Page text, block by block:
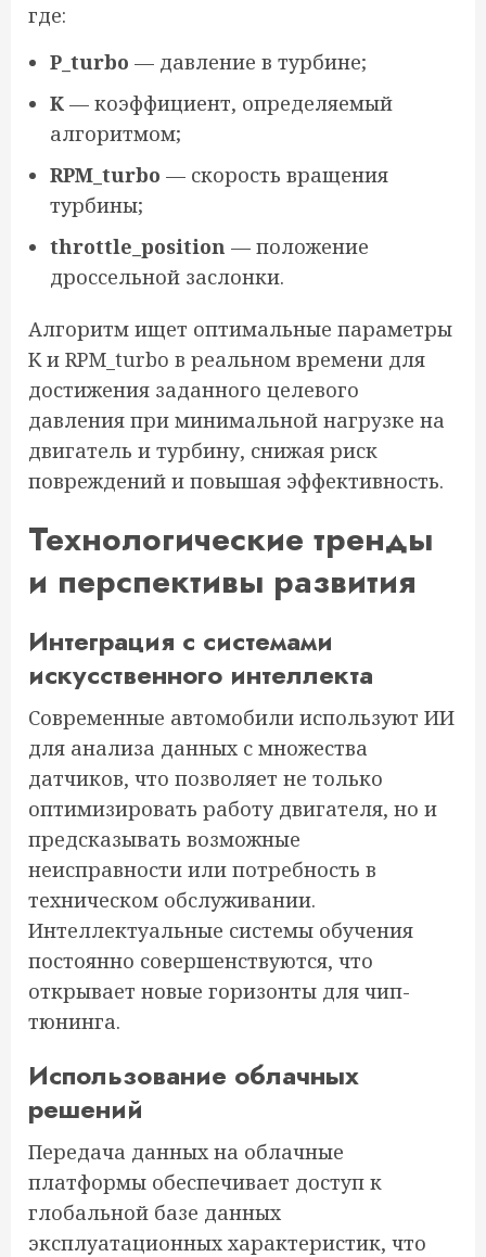
где:
P_turbo — давление в турбине;
K — коэффициент, определяемый
алгоритмом;
RPM_turbo — скорость вращения
турбины;
throttle_position — положение
дроссельной заслонки.
Алгоритм ищет оптимальные параметры
K и RPM_turbo в реальном времени для
достижения заданного целевого
давления при минимальной нагрузке на
двигатель и турбину, снижая риск
повреждений и повышая эффективность.
Технологические тренды
и перспективы развития
Интеграция с системами
искусственного интеллекта
Современные автомобили используют ИИ
для анализа данных с множества
датчиков, что позволяет не только
оптимизировать работу двигателя, но и
предсказывать возможные
неисправности или потребность в
техническом обслуживании.
Интеллектуальные системы обучения
постоянно совершенствуются, что
открывает новые горизонты для чип-
тюнинга.
Использование облачных
решений
Передача данных на облачные
платформы обеспечивает доступ к
глобальной базе данных
эксплуатационных характеристик, что